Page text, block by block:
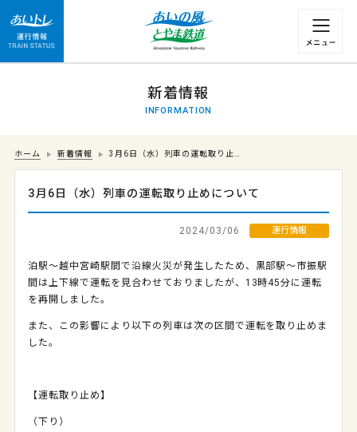
運行情報 列車の遅れ情報等についてはこちら
新着情報
INFORMATION
ホーム 新着情報 3月6日（水）列車の運転取り止…
3月6日（水）列車の運転取り止めについて
2024/03/06 運行情報
泊駅～越中宮崎駅間で沿線火災が発生したため、黒部駅～市振駅
間は上下線で運転を見合わせておりましたが、13時45分に運転
を再開しました。
また、この影響により以下の列車は次の区間で運転を取り止めま
した。
【運転取り止め】
（下り）